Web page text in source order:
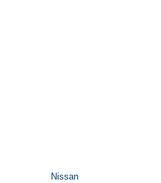
Nissan